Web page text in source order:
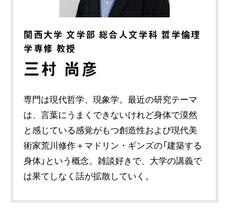
関西大学 文学部 総合人文学科 哲学倫理
学専修 教授
三村 尚彦
専門は現代哲学、現象学。最近の研究テーマ
は、言葉にうまくできないけれど身体で漠然
と感じている感覚がもつ創造性および現代美
術家荒川修作＋マドリン・ギンズの「建築する
身体」という概念。雑談好きで、大学の講義で
は果てしなく話が拡散していく。